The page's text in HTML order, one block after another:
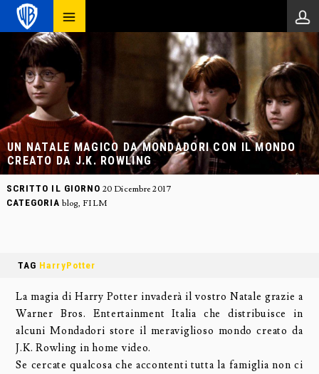
UN NATALE MAGICO DA MONDADORI CON IL MONDO
CREATO DA J.K. ROWLING
SCRITTO IL GIORNO 20 Dicembre 2017
CATEGORIA blog, FILM
TAG HarryPotter
La magia di Harry Potter invaderà il vostro Natale grazie a
Warner Bros. Entertainment Italia che distribuisce in
alcuni Mondadori store il meraviglioso mondo creato da
J.K. Rowling in home video.
Se cercate qualcosa che accontenti tutta la famiglia non ci